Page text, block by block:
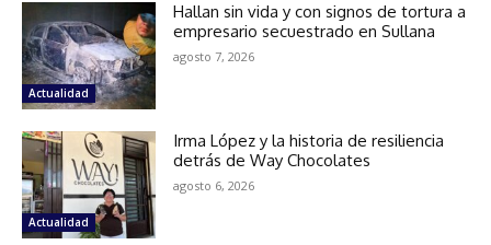
Actualidad
Hallan sin vida y con signos de tortura a
empresario secuestrado en Sullana
agosto 7, 2026
Actualidad
Irma López y la historia de resiliencia
detrás de Way Chocolates
agosto 6, 2026